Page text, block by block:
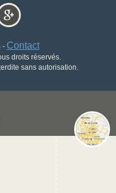
- Contact
droits réservés.
sans autorisation.